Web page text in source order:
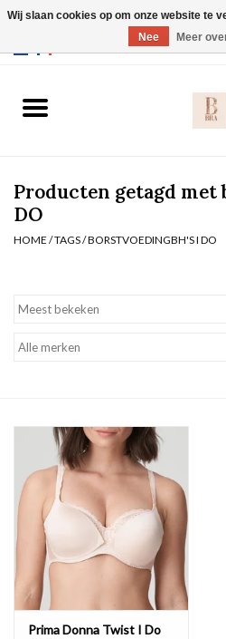
Slip
Body
Solden
Badmode
Lingerie-accessoires
Cadeaubonnen
Producten getagd met
DO
HOME /TAGS/BORSTVOEDINGBH'S I DO
Prima Donna Twist I Do
Wij slaan cookies op om onze website te
Nee
Meer
Webshop werkt